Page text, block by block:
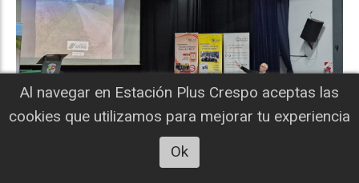
Trabajo cooperativo para contar con
Al navegar en Estación Plus Crespo aceptas las
cookies que utilizamos para mejorar tu experiencia
Ok